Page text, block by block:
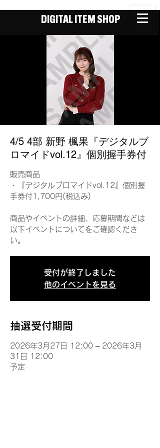
DIGITAL ITEM SHOP
4/5 4部 新野 楓果『デジタルブ
ロマイドvol.12』個別握手券付
販売商品
・『デジタルブロマイドvol.12』個別握
手券付1,700円(税込み)
商品やイベントの詳細、応募期間などは
以下イベントについてをご確認くださ
い。
受付が終了しました
他のイベントを見る
抽選受付期間
2026年3月27日 12:00 – 2026年3月
31日 12:00
予定